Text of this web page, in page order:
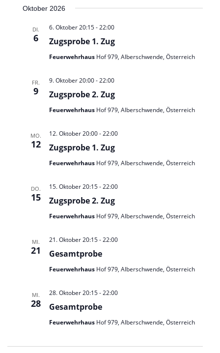
Oktober 2026
DI.
6 Zugsprobe 1. Zug
6. Oktober 20:15-22:00
Feuerwehrhaus Hof 979, Alberschwende, Österreich
FR.
9 Zugsprobe 2. Zug
9. Oktober 20:00-22:00
Feuerwehrhaus Hof 979, Alberschwende, Österreich
MO.
12 Zugsprobe 1. Zug
12. Oktober 20:00-22:00
Feuerwehrhaus Hof 979, Alberschwende, Österreich
DO.
15 Zugsprobe 2. Zug
15. Oktober 20:15-22:00
Feuerwehrhaus Hof 979, Alberschwende, Österreich
MI.
21 Gesamtprobe
21. Oktober 20:15-22:00
Feuerwehrhaus Hof 979, Alberschwende, Österreich
MI.
28 Gesamtprobe
28. Oktober 20:15-22:00
Feuerwehrhaus Hof 979, Alberschwende, Österreich